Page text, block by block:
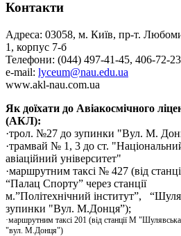
Контакти
Адреса: 03058, м. Київ, пр-т.
1, корпус 7-б
Телефони: (044) 497-41-45, 406-72-23
e-mail: lyceum@nau.edu.ua
www.akl-nau.com.ua
Як доїхати до Авіакосмічного
(АКЛ):
·трол. №27 до зупинки "Вул. М.
·трамвай № 1, 3 до ст.
авіаційний університет"
·маршрутним таксі № 427 (від
“Палац Спорту” через станції
м.”Політехнічний інститут”,
зупинки "Вул. М.Донця”);
·маршрутним таксі 201 (від станції М
"вул. М.Донця")